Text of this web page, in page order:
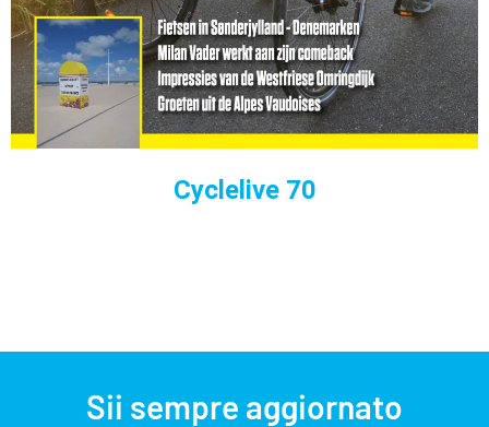
Cyclelive 70
Sii sempre aggiornato